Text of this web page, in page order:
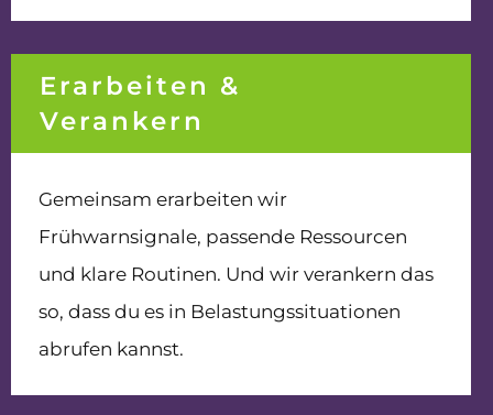
Erarbeiten &
Verankern
Gemeinsam erarbeiten wir
Frühwarnsignale, passende Ressourcen
und klare Routinen. Und wir verankern das
so, dass du es in Belastungssituationen
abrufen kannst.